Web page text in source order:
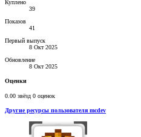
Куплено
39
Показов
41
Первый выпуск
8 Окт 2025
Обновление
8 Окт 2025
Оценки
0.00 звёзд 0 оценок
Другие ресурсы пользователя mcdev